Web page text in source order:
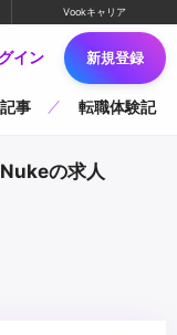
Vookキャリア
イン 新規登録
事 転職体験記
の求人